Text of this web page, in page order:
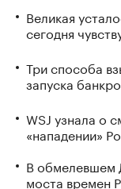
Великая
сегодня
Три способа
запуска
WSJ узнала о
«нападении»
В обмелевшем
моста времен